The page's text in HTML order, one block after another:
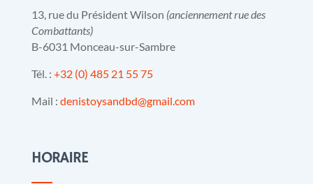
13, rue du Président Wilson (anciennement rue des
Combattants)
B-6031 Monceau-sur-Sambre
Tél. : +32 (0) 485 21 55 75
Mail : denistoysandbd@gmail.com
HORAIRE